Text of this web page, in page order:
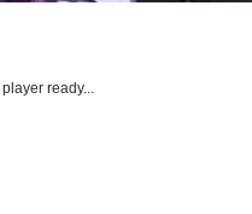
player ready...